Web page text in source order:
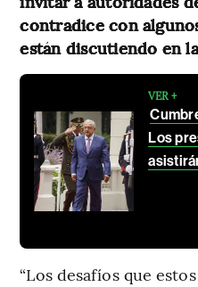
contradice con
están discutiendo en
VER +
Los
“Los desafíos que